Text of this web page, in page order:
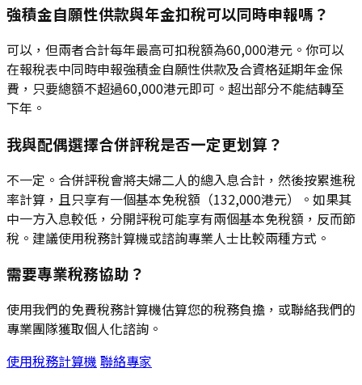
強積金自願性供款與年金扣稅可以同時申報嗎？
可以，但兩者合計每年最高可扣稅額為60,000港元。你可以
在報稅表中同時申報強積金自願性供款及合資格延期年金保
費，只要總額不超過60,000港元即可。超出部分不能結轉至
下年。
我與配偶選擇合併評稅是否一定更划算？
不一定。合併評稅會將夫婦二人的總入息合計，然後按累進稅
率計算，且只享有一個基本免稅額（132,000港元）。如果其
中一方入息較低，分開評稅可能享有兩個基本免稅額，反而節
稅。建議使用稅務計算機或諮詢專業人士比較兩種方式。
需要專業稅務協助？
使用我們的免費稅務計算機估算您的稅務負擔，或聯絡我們的
專業團隊獲取個人化諮詢。
使用稅務計算機 聯絡專家